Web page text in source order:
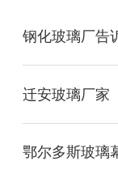
钢化玻璃厂告
迁安玻璃厂家
鄂尔多斯玻璃